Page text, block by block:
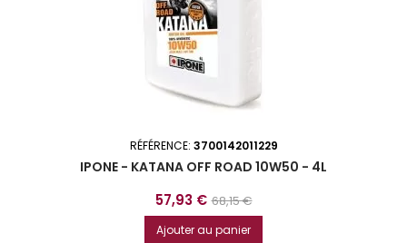
RÉFÉRENCE: 3700142011229
IPONE - KATANA OFF ROAD 10W50 - 4L
Prix
57,93 € Prix
68,15 €
Ajouter au panier